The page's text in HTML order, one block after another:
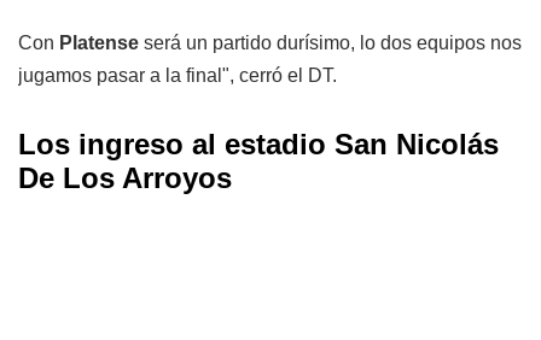
Con Platense será un partido durísimo, lo dos equipos nos
jugamos pasar a la final", cerró el DT.
Los ingreso al estadio San Nicolás
De Los Arroyos